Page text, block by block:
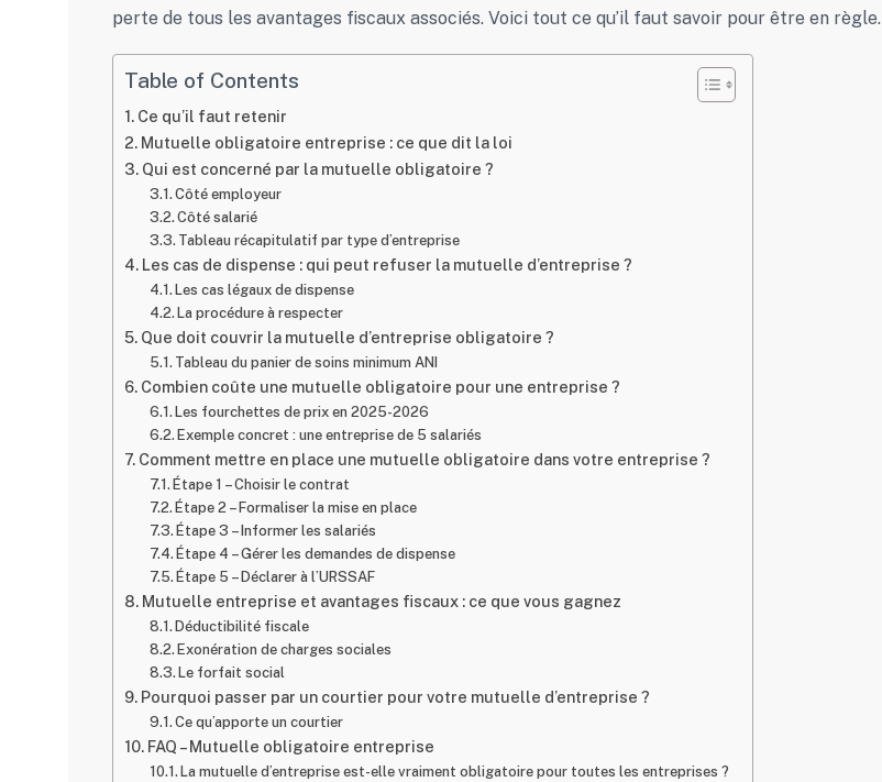
perte de tous les avantages fiscaux associés. Voici tout ce qu’il faut savoir pour être en règle.
Table of Contents
Ce qu’il faut retenir
Mutuelle obligatoire entreprise : ce que dit la loi
Qui est concerné par la mutuelle obligatoire ?
Côté employeur
Côté salarié
Tableau récapitulatif par type d’entreprise
Les cas de dispense : qui peut refuser la mutuelle d’entreprise ?
Les cas légaux de dispense
La procédure à respecter
Que doit couvrir la mutuelle d’entreprise obligatoire ?
Tableau du panier de soins minimum ANI
Combien coûte une mutuelle obligatoire pour une entreprise ?
Les fourchettes de prix en 2025-2026
Exemple concret : une entreprise de 5 salariés
Comment mettre en place une mutuelle obligatoire dans votre entreprise ?
Étape 1 – Choisir le contrat
Étape 2 – Formaliser la mise en place
Étape 3 – Informer les salariés
Étape 4 – Gérer les demandes de dispense
Étape 5 – Déclarer à l’URSSAF
Mutuelle entreprise et avantages fiscaux : ce que vous gagnez
Déductibilité fiscale
Exonération de charges sociales
Le forfait social
Pourquoi passer par un courtier pour votre mutuelle d’entreprise ?
Ce qu’apporte un courtier
FAQ – Mutuelle obligatoire entreprise
La mutuelle d’entreprise est-elle vraiment obligatoire pour toutes les entreprises ?